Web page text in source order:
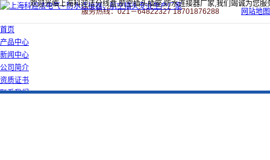
欢迎光临上海科迎法分线盒,航空插头插座,防水连接器厂家,我们竭诚为您服
服务热线：021－64822327 18701876288
网站地图
首页
产品中心
新闻中心
公司简介
资质证书
联系我们